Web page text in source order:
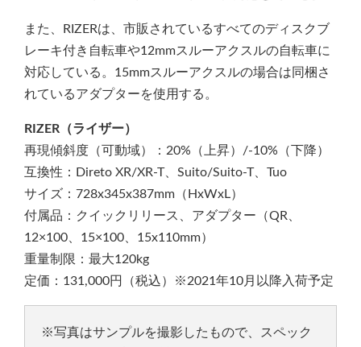
また、RIZERは、市販されているすべてのディスクブ
レーキ付き自転車や12mmスルーアクスルの自転車に
対応している。15mmスルーアクスルの場合は同梱さ
れているアダプターを使用する。
RIZER（ライザー）
再現傾斜度（可動域）：20%（上昇）/-10%（下降）
互換性：Direto XR/XR-T、Suito/Suito-T、Tuo
サイズ：728x345x387mm（HxWxL）
付属品：クイックリリース、アダプター（QR、
12×100、15×100、15x110mm）
重量制限：最大120kg
定価：131,000円（税込）※2021年10月以降入荷予定
※写真はサンプルを撮影したもので、スペック